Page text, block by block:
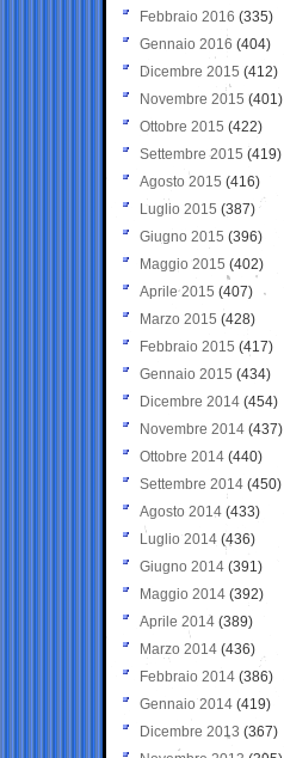
Febbraio 2016 (335)
Gennaio 2016 (404)
Dicembre 2015 (412)
Novembre 2015 (401)
Ottobre 2015 (422)
Settembre 2015 (419)
Agosto 2015 (416)
Luglio 2015 (387)
Giugno 2015 (396)
Maggio 2015 (402)
Aprile 2015 (407)
Marzo 2015 (428)
Febbraio 2015 (417)
Gennaio 2015 (434)
Dicembre 2014 (454)
Novembre 2014 (437)
Ottobre 2014 (440)
Settembre 2014 (450)
Agosto 2014 (433)
Luglio 2014 (436)
Giugno 2014 (391)
Maggio 2014 (392)
Aprile 2014 (389)
Marzo 2014 (436)
Febbraio 2014 (386)
Gennaio 2014 (419)
Dicembre 2013 (367)